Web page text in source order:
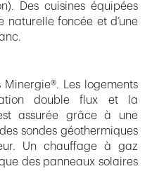
Des cuisines équipées
naturelle foncée et d’une
Minergie®. Les logements
double flux et la
assurée grâce à une
sondes géothermiques
Un chauffage à gaz
des panneaux solaires